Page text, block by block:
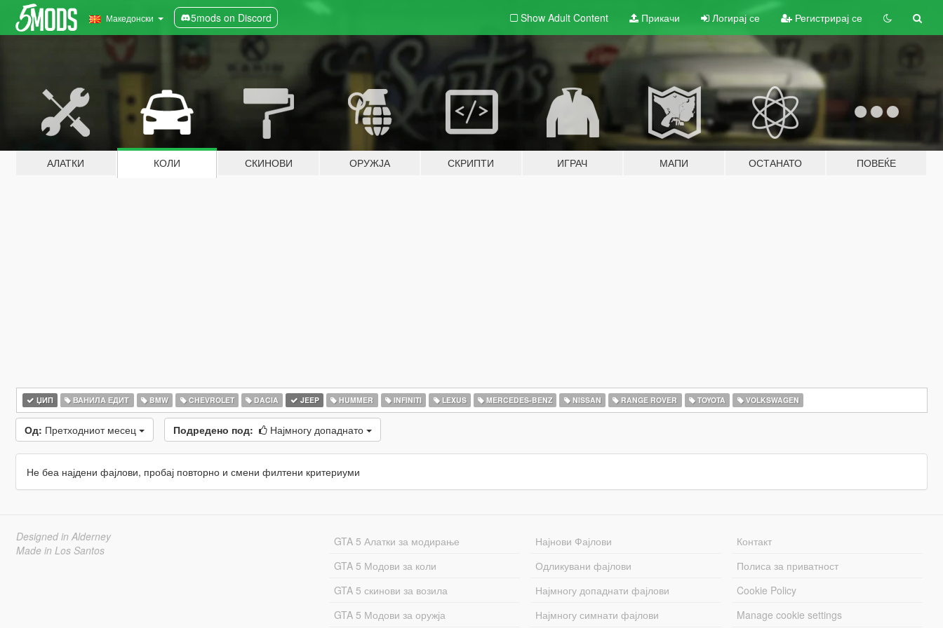
Македонски 5mods on Discord Show Adult Content Прикачи Логирај се Регистрирај се
АЛАТКИ КОЛИ СКИНОВИ ОРУЖЈА СКРИПТИ ИГРАЧ МАПИ ОСТАНАТО ПОВЕЌЕ
ЏИП ВАНИЛА ЕДИТ BMW CHEVROLET DACIA JEEP HUMMER INFINITI LEXUS MERCEDES-BENZ NISSAN RANGE ROVER TOYOTA VOLKSWAGEN
Од: Претходниот месец Подредено под: Најмногу допаднато
Не беа најдени фајлови, пробај повторно и смени филтени критериуми
Designed in Alderney
Made in Los Santos
GTA 5 Алатки за модирање
GTA 5 Модови за коли
GTA 5 скинови за возила
GTA 5 Модови за оружја
Најнови Фајлови
Одликувани фајлови
Најмногу допаднати фајлови
Најмногу симнати фајлови
Контакт
Полиса за приватност
Cookie Policy
Manage cookie settings